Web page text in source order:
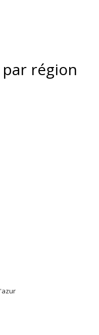
région